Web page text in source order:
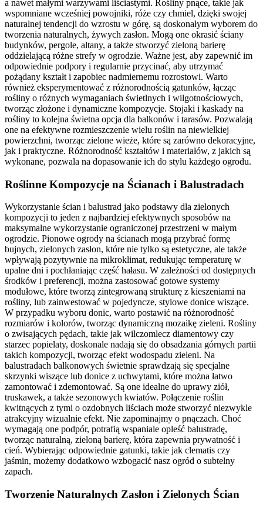
a nawet małymi warzywami liściastymi. Rośliny pnące, takie jak
wspomniane wcześniej powojniki, róże czy chmiel, dzięki swojej
naturalnej tendencji do wzrostu w górę, są doskonałym wyborem do
tworzenia naturalnych, żywych zasłon. Mogą one okrasić ściany
budynków, pergole, altany, a także stworzyć zieloną barierę
oddzielającą różne strefy w ogrodzie. Ważne jest, aby zapewnić im
odpowiednie podpory i regularnie przycinać, aby utrzymać
pożądany kształt i zapobiec nadmiernemu rozrostowi. Warto
również eksperymentować z różnorodnością gatunków, łącząc
rośliny o różnych wymaganiach świetlnych i wilgotnościowych,
tworząc złożone i dynamiczne kompozycje. Stojaki i kaskady na
rośliny to kolejna świetna opcja dla balkonów i tarasów. Pozwalają
one na efektywne rozmieszczenie wielu roślin na niewielkiej
powierzchni, tworząc zielone wieże, które są zarówno dekoracyjne,
jak i praktyczne. Różnorodność kształtów i materiałów, z jakich są
wykonane, pozwala na dopasowanie ich do stylu każdego ogrodu.
Roślinne Kompozycje na Ścianach i Balustradach
Wykorzystanie ścian i balustrad jako podstawy dla zielonych
kompozycji to jeden z najbardziej efektywnych sposobów na
maksymalne wykorzystanie ograniczonej przestrzeni w małym
ogrodzie. Pionowe ogrody na ścianach mogą przybrać formę
bujnych, zielonych zasłon, które nie tylko są estetyczne, ale także
wpływają pozytywnie na mikroklimat, redukując temperaturę w
upalne dni i pochłaniając część hałasu. W zależności od dostępnych
środków i preferencji, można zastosować gotowe systemy
modułowe, które tworzą zintegrowaną strukturę z kieszeniami na
rośliny, lub zainwestować w pojedyncze, stylowe donice wiszące.
W przypadku wyboru donic, warto postawić na różnorodność
rozmiarów i kolorów, tworząc dynamiczną mozaikę zieleni. Rośliny
o zwisających pędach, takie jak wilczomlecz diamentowy czy
starzec popielaty, doskonale nadają się do obsadzania górnych partii
takich kompozycji, tworząc efekt wodospadu zieleni. Na
balustradach balkonowych świetnie sprawdzają się specjalne
skrzynki wiszące lub donice z uchwytami, które można łatwo
zamontować i zdemontować. Są one idealne do uprawy ziół,
truskawek, a także sezonowych kwiatów. Połączenie roślin
kwitnących z tymi o ozdobnych liściach może stworzyć niezwykle
atrakcyjny wizualnie efekt. Nie zapominajmy o pnączach. Choć
wymagają one podpór, potrafią wspaniale opleść balustradę,
tworząc naturalną, zieloną barierę, która zapewnia prywatność i
cień. Wybierając odpowiednie gatunki, takie jak clematis czy
jaśmin, możemy dodatkowo wzbogacić nasz ogród o subtelny
zapach.
Tworzenie Naturalnych Zasłon i Zielonych Ścian